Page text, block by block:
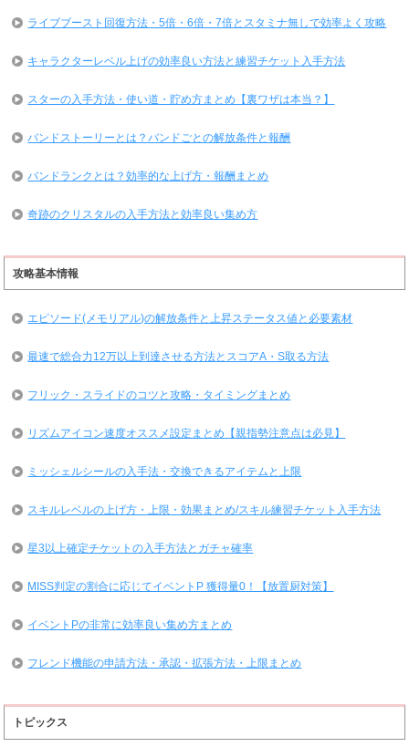
ライブブースト回復方法・5倍・6倍・7倍とスタミナ無しで効率よく攻略
キャラクターレベル上げの効率良い方法と練習チケット入手方法
スターの入手方法・使い道・貯め方まとめ【裏ワザは本当？】
バンドストーリーとは？バンドごとの解放条件と報酬
バンドランクとは？効率的な上げ方・報酬まとめ
奇跡のクリスタルの入手方法と効率良い集め方
攻略基本情報
エピソード(メモリアル)の解放条件と上昇ステータス値と必要素材
最速で総合力12万以上到達させる方法とスコアA・S取る方法
フリック・スライドのコツと攻略・タイミングまとめ
リズムアイコン速度オススメ設定まとめ【親指勢注意点は必見】
ミッシェルシールの入手法・交換できるアイテムと上限
スキルレベルの上げ方・上限・効果まとめ/スキル練習チケット入手方法
星3以上確定チケットの入手方法とガチャ確率
MISS判定の割合に応じてイベントP 獲得量0！【放置厨対策】
イベントPの非常に効率良い集め方まとめ
フレンド機能の申請方法・承認・拡張方法・上限まとめ
トピックス